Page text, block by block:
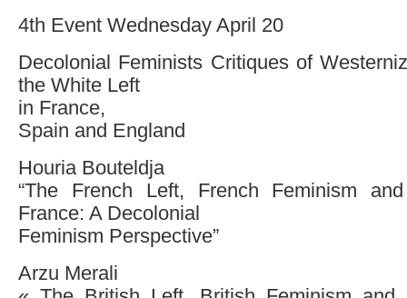
4th Event Wednesday April 20
Decolonial Feminists Critiques of
the White Left
in France,
Spain and England
Houria Bouteldja
“The French Left, French Feminism
France: A Decolonial
Feminism Perspective”
Arzu Merali